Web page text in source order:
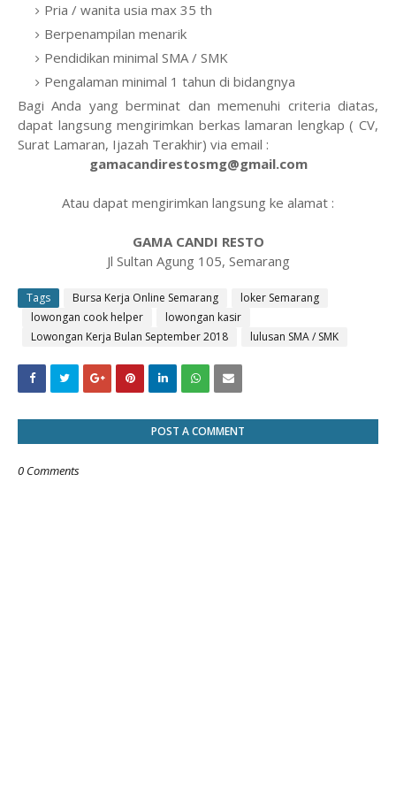
Pria / wanita usia max 35 th
Berpenampilan menarik
Pendidikan minimal SMA / SMK
Pengalaman minimal 1 tahun di bidangnya
Bagi Anda yang berminat dan memenuhi criteria diatas,
dapat langsung mengirimkan berkas lamaran lengkap ( CV,
Surat Lamaran, Ijazah Terakhir) via email :
gamacandirestosmg@gmail.com
Atau dapat mengirimkan langsung ke alamat :
GAMA CANDI RESTO
Jl Sultan Agung 105, Semarang
Tags Bursa Kerja Online Semarang
loker Semarang
lowongan cook helper
lowongan kasir
Lowongan Kerja Bulan September 2018
lulusan SMA / SMK
POST A COMMENT
0 Comments